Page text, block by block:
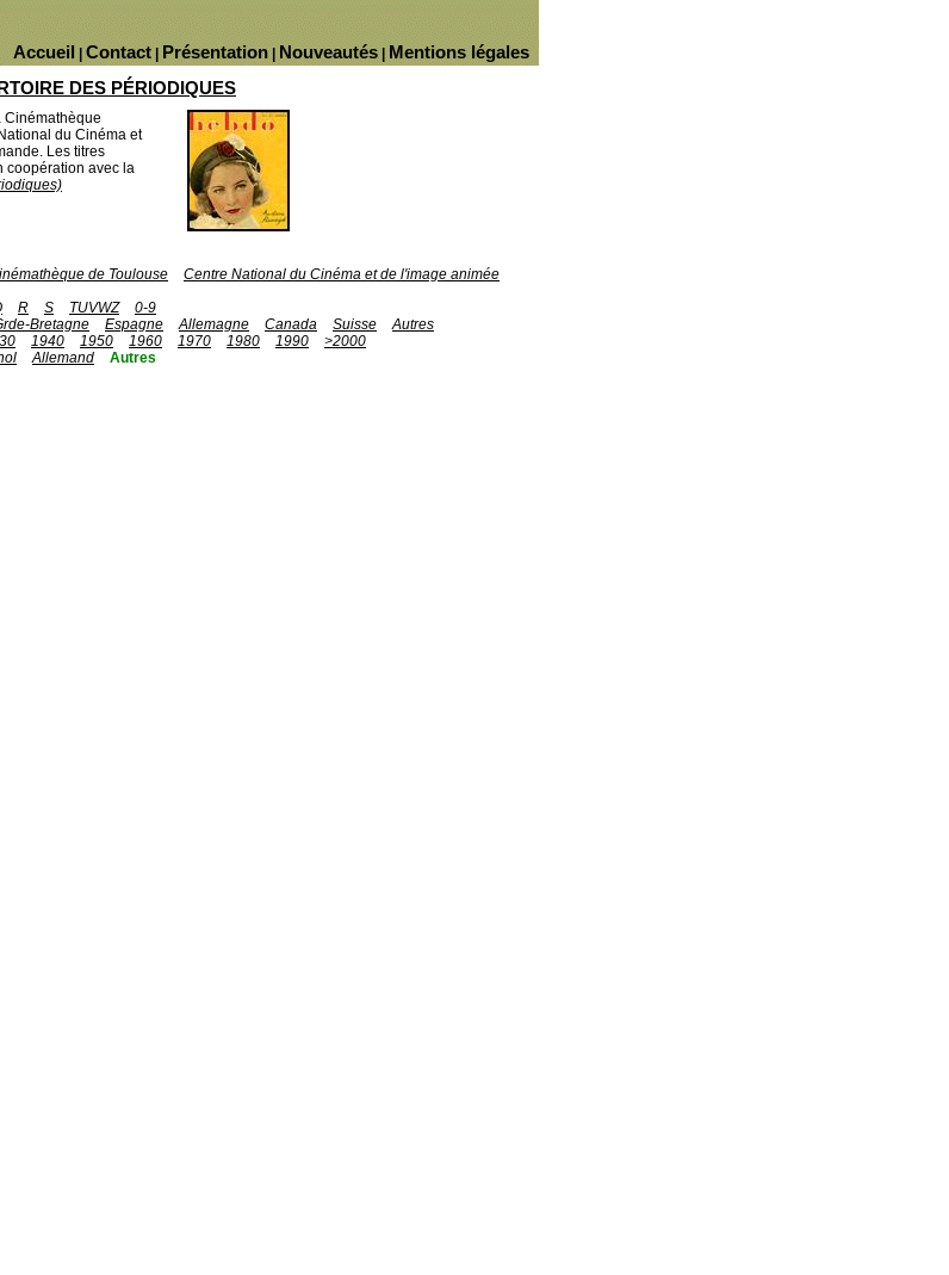
Mentions légales
Nouveautés
Présentation
Contact
Accueil
DES PÉRIODIQUES
Cinémathèque
du Cinéma et
Les titres
coopération avec la
de Toulouse
Centre National du Cinéma et de l'image animée
R S TUVWZ
0-9
Bretagne Espagne Allemagne Canada Suisse
Autres
1940 1950 1960 1970 1980 1990
>2000
Allemand
Autres